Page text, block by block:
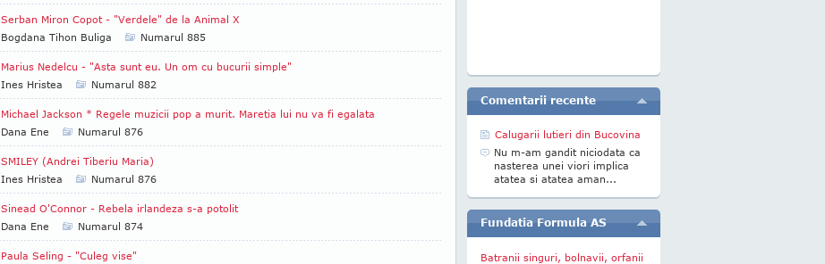
Serban Miron Copot - "Verdele" de la Animal X
Bogdana Tihon Buliga
Numarul 885
Marius Nedelcu - "Asta sunt eu. Un om cu bucurii simple"
Ines Hristea
Numarul 882
Michael Jackson * Regele muzicii pop a murit. Maretia lui nu va fi egalata
Dana Ene
Numarul 876
SMILEY (Andrei Tiberiu Maria)
Ines Hristea
Numarul 876
Sinead O'Connor - Rebela irlandeza s-a potolit
Dana Ene
Numarul 874
Paula Seling - "Culeg vise"
Comentarii recente
Calugarii lutieri din Bucovina
Nu m-am gandit niciodata ca
nasterea unei viori implica
atatea si atatea aman...
Fundatia Formula AS
Batranii singuri, bolnavii, orfanii